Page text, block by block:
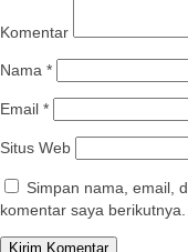
Komentar
Nama *
Email *
Situs Web
Simpan nama, email,
komentar saya berikutnya.